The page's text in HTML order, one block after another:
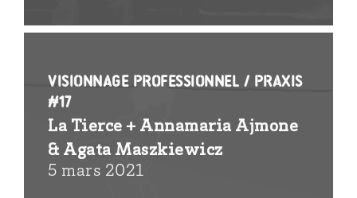
Visionnage professionnel / PRAXIS
#17
La Tierce + Annamaria Ajmone
& Agata Maszkiewicz
5 mars 2021